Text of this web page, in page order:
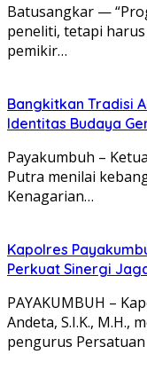
Batusangkar —
peneliti, tetapi
pemikir…
Bangkitkan Tradisi
Identitas Budaya
Payakumbuh –
Putra menilai
Kenagarian…
Kapolres
Perkuat Sinergi
PAYAKUMBUH –
Andeta, S.I.K., M.H.,
pengurus